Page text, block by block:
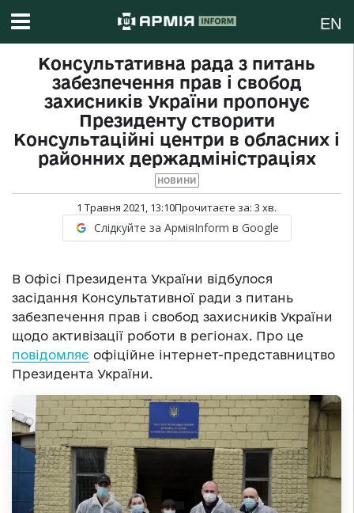
EN
Консультативна рада з питань
забезпечення прав і свобод
захисників України пропонує
Президенту створити
Консультаційні центри в обласних і
районних держадміністраціях
НОВИНИ
1 Травня 2021, 13:10Прочитаєте за: 3 хв.
Слідкуйте за АрміяInform в Google
В Офісі Президента України відбулося
засідання Консультативної ради з питань
забезпечення прав і свобод захисників України
щодо активізації роботи в регіонах. Про це
повідомляє офіційне інтернет-представництво
Президента України.